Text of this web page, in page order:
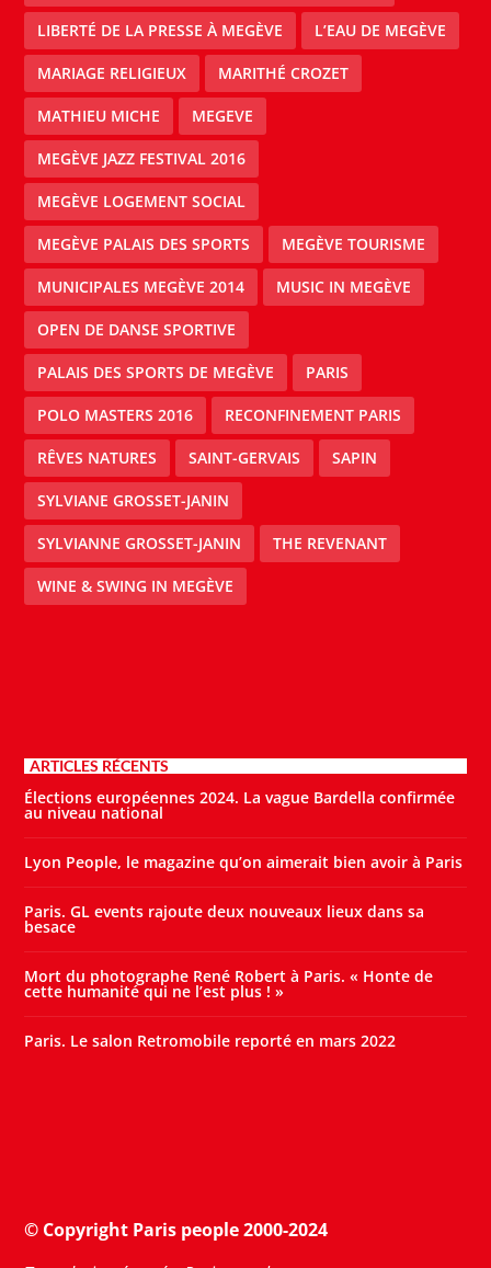
LIBERTÉ DE LA PRESSE À MEGÈVE L’EAU DE MEGÈVE
MARIAGE RELIGIEUX MARITHÉ CROZET
MATHIEU MICHE MEGEVE
MEGÈVE JAZZ FESTIVAL 2016
MEGÈVE LOGEMENT SOCIAL
MEGÈVE PALAIS DES SPORTS MEGÈVE TOURISME
MUNICIPALES MEGÈVE 2014 MUSIC IN MEGÈVE
OPEN DE DANSE SPORTIVE
PALAIS DES SPORTS DE MEGÈVE PARIS
POLO MASTERS 2016 RECONFINEMENT PARIS
RÊVES NATURES SAINT-GERVAIS SAPIN
SYLVIANE GROSSET-JANIN
SYLVIANNE GROSSET-JANIN THE REVENANT
WINE & SWING IN MEGÈVE
ARTICLES RÉCENTS
Élections européennes 2024. La vague Bardella confirmée
au niveau national
Lyon People, le magazine qu’on aimerait bien avoir à Paris
Paris. GL events rajoute deux nouveaux lieux dans sa
besace
Mort du photographe René Robert à Paris. « Honte de
cette humanité qui ne l’est plus ! »
Paris. Le salon Retromobile reporté en mars 2022
© Copyright Paris people 2000-2024